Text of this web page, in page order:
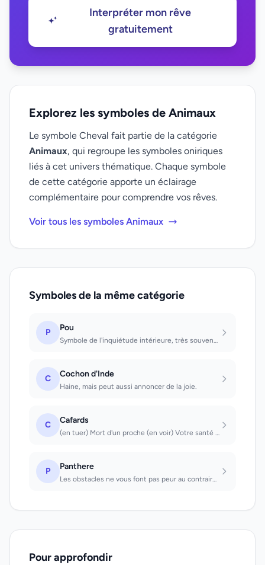
Interpréter mon rêve
gratuitement
Explorez les symboles de Animaux
Le symbole Cheval fait partie de la catégorie
Animaux, qui regroupe les symboles oniriques
liés à cet univers thématique. Chaque symbole
de cette catégorie apporte un éclairage
complémentaire pour comprendre vos rêves.
Voir tous les symboles Animaux
Symboles de la même catégorie
P Pou
Symbole de l'inquiétude intérieure, très souvent en relation avec des excitation...
C Cochon d'Inde
Haine, mais peut aussi annoncer de la joie.
C Cafards
(en tuer) Mort d'un proche (en voir) Votre santé est faible CAFÉ;Peines, tristes...
P Panthere
Les obstacles ne vous font pas peur au contraire ils vous stimulent et vous les...
Pour approfondir